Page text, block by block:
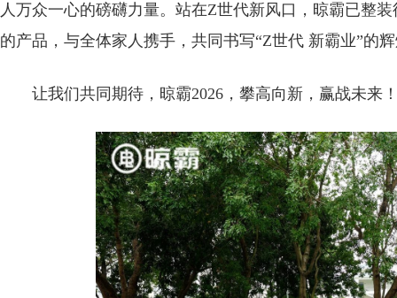
人万众一心的磅礴力量。站在Z世代新风口，晾霸已整
的产品，与全体家人携手，共同书写“Z世代 新霸业”的
让我们共同期待，晾霸2026，攀高向新，赢战未来